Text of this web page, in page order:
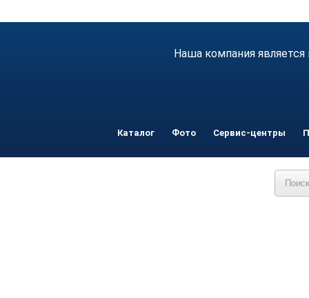
Наша компания
Каталог Фото Сервис-центры